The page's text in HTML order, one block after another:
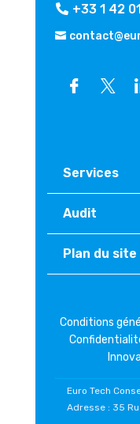
+33 1 42
Services
Audit
Plan du site
Conditions
Euro Tech
Adresse : 35